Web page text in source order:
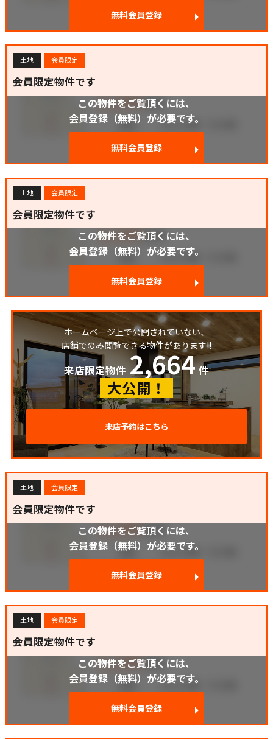
無料会員登録
土地 会員限定
会員限定物件です
この物件をご覧頂くには、
会員登録（無料）が必要です。
無料会員登録
土地 会員限定
会員限定物件です
この物件をご覧頂くには、
会員登録（無料）が必要です。
無料会員登録
ホームページ上で公開されていない、
店舗でのみ閲覧できる物件があります!!
来店限定物件 2,664 件
大公開！
来店予約はこちら
土地 会員限定
会員限定物件です
この物件をご覧頂くには、
会員登録（無料）が必要です。
無料会員登録
土地 会員限定
会員限定物件です
この物件をご覧頂くには、
会員登録（無料）が必要です。
無料会員登録